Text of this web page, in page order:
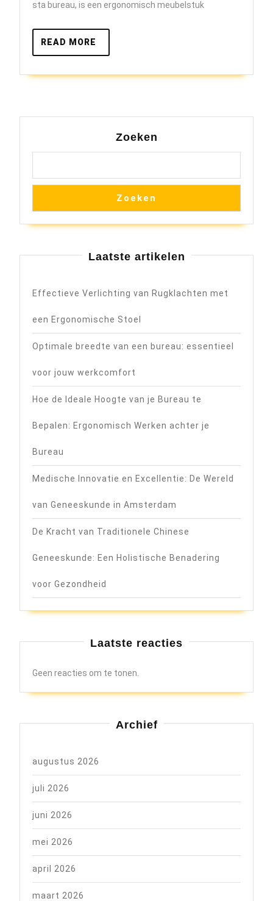
Werkplek
Bureau
sta bureau, is een ergonomisch meubelstuk
READ MORE
MORE
Zoeken
Zoeken
Laatste artikelen
Effectieve Verlichting van Rugklachten met
een Ergonomische Stoel
Optimale breedte van een bureau: essentieel
voor jouw werkcomfort
Hoe de Ideale Hoogte van je Bureau te
Bepalen: Ergonomisch Werken achter je
Bureau
Medische Innovatie en Excellentie: De Wereld
van Geneeskunde in Amsterdam
De Kracht van Traditionele Chinese
Geneeskunde: Een Holistische Benadering
voor Gezondheid
Laatste reacties
Geen reacties om te tonen.
Archief
augustus 2026
juli 2026
juni 2026
mei 2026
april 2026
maart 2026